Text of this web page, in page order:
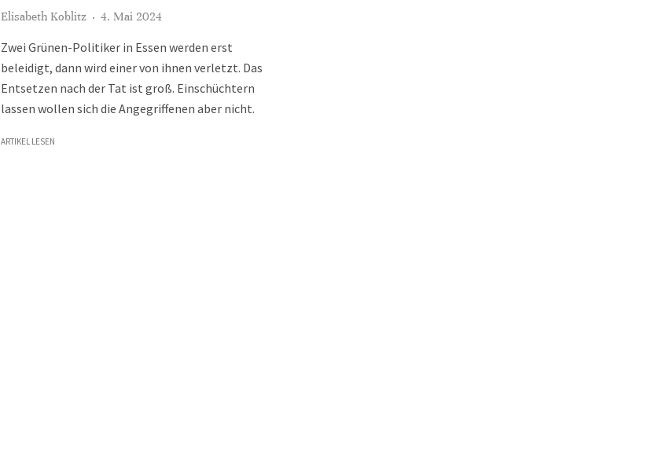
Elisabeth Koblitz · 4. Mai 2024
Zwei Grünen-Politiker in Essen werden erst
beleidigt, dann wird einer von ihnen verletzt. Das
Entsetzen nach der Tat ist groß. Einschüchtern
lassen wollen sich die Angegriffenen aber nicht.
ARTIKEL LESEN